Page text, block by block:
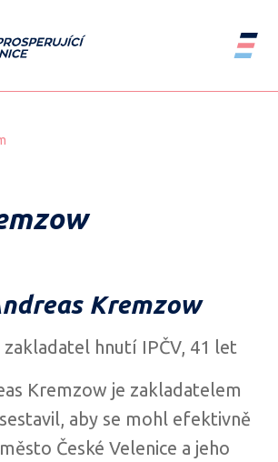
Kremzow
hnutí IPČV, 41 let
Kremzow je zakladatelem
aby se mohl efektivně
České Velenice a jeho